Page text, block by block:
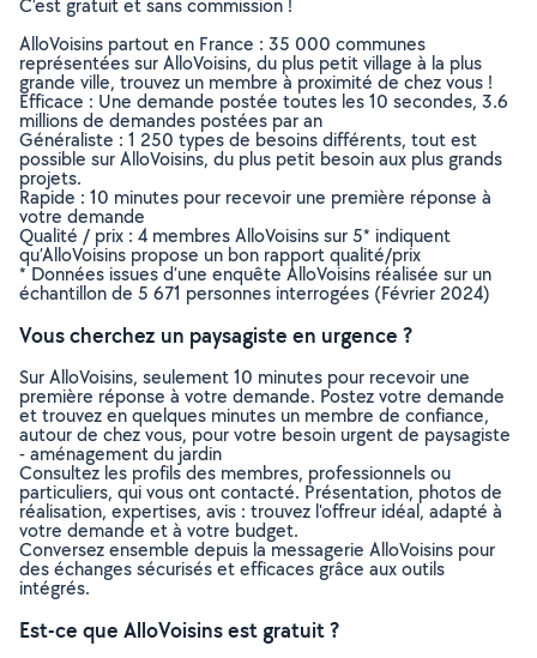
C’est gratuit et sans commission !
AlloVoisins partout en France : 35 000 communes
représentées sur AlloVoisins, du plus petit village à la plus
grande ville, trouvez un membre à proximité de chez vous !
Efficace : Une demande postée toutes les 10 secondes, 3.6
millions de demandes postées par an
Généraliste : 1 250 types de besoins différents, tout est
possible sur AlloVoisins, du plus petit besoin aux plus grands
projets.
Rapide : 10 minutes pour recevoir une première réponse à
votre demande
Qualité / prix : 4 membres AlloVoisins sur 5* indiquent
qu’AlloVoisins propose un bon rapport qualité/prix
* Données issues d’une enquête AlloVoisins réalisée sur un
échantillon de 5 671 personnes interrogées (Février 2024)
Vous cherchez un paysagiste en urgence ?
Sur AlloVoisins, seulement 10 minutes pour recevoir une
première réponse à votre demande. Postez votre demande
et trouvez en quelques minutes un membre de confiance,
autour de chez vous, pour votre besoin urgent de paysagiste
- aménagement du jardin
Consultez les profils des membres, professionnels ou
particuliers, qui vous ont contacté. Présentation, photos de
réalisation, expertises, avis : trouvez l'offreur idéal, adapté à
votre demande et à votre budget.
Conversez ensemble depuis la messagerie AlloVoisins pour
des échanges sécurisés et efficaces grâce aux outils
intégrés.
Est-ce que AlloVoisins est gratuit ?